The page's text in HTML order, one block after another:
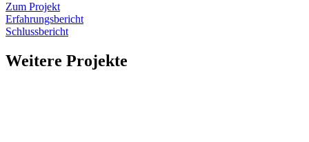
Zum Projekt
Erfahrungsbericht
Schlussbericht
Weitere Projekte